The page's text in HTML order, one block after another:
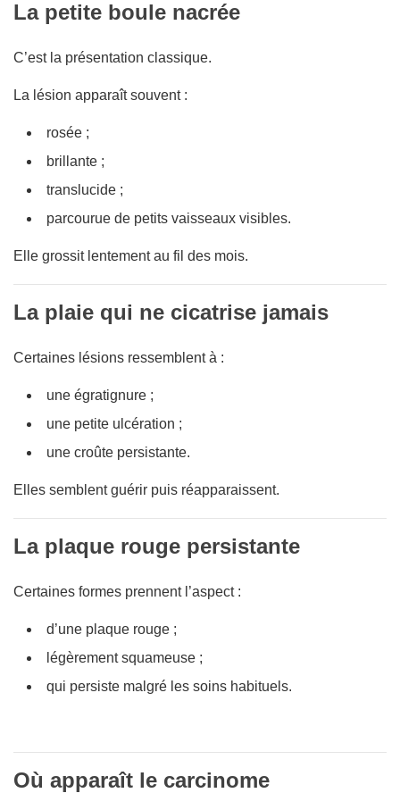
La petite boule nacrée
C’est la présentation classique.
La lésion apparaît souvent :
rosée ;
brillante ;
translucide ;
parcourue de petits vaisseaux visibles.
Elle grossit lentement au fil des mois.
La plaie qui ne cicatrise jamais
Certaines lésions ressemblent à :
une égratignure ;
une petite ulcération ;
une croûte persistante.
Elles semblent guérir puis réapparaissent.
La plaque rouge persistante
Certaines formes prennent l’aspect :
d’une plaque rouge ;
légèrement squameuse ;
qui persiste malgré les soins habituels.
Où apparaît le carcinome